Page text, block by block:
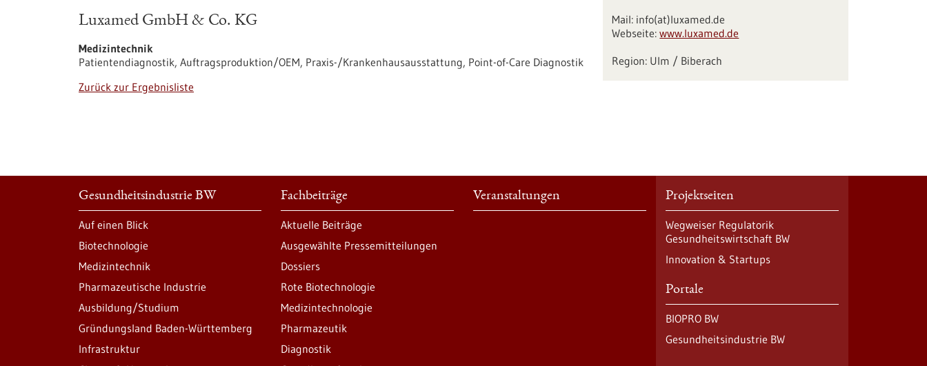
Luxamed GmbH & Co. KG
Medizintechnik
Patientendiagnostik, Auftragsproduktion/OEM, Praxis-/Krankenhausausstattung, Point-of-Care Diagnostik
Zurück zur Ergebnisliste
Mail: info(at)luxamed.de
Webseite: www.luxamed.de
Ulm / Biberach
Gesundheitsindustrie BW
Auf einen Blick
Biotechnologie
Medizintechnik
Pharmazeutische Industrie
Ausbildung/Studium
Gründungsland Baden-Württemberg
Infrastruktur
Fachbeiträge
Aktuelle Beiträge
Ausgewählte Pressemitteilungen
Dossiers
Rote Biotechnologie
Medizintechnologie
Pharmazeutik
Diagnostik
Veranstaltungen Projektseiten
Wegweiser Regulatorik
Gesundheitswirtschaft BW
Innovation & Startups
Portale
BIOPRO BW
Gesundheitsindustrie BW